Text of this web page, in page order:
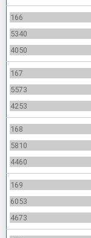
166
5340
4050
167
5573
4253
168
5810
4460
169
6053
4673